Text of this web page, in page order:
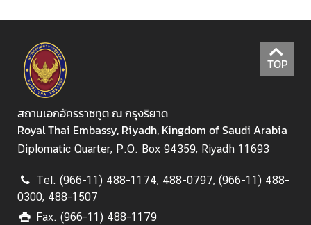
TOP
สถานเอกอัครราชทูต ณ กรุงริยาด
Royal Thai Embassy, Riyadh, Kingdom of Saudi Arabia
Diplomatic Quarter, P.O. Box 94359, Riyadh 11693
Tel. (966-11) 488-1174, 488-0797, (966-11) 488-
0300, 488-1507
Fax. (966-11) 488-1179